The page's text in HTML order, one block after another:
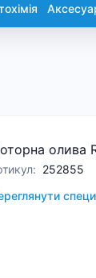
олива
: 252855